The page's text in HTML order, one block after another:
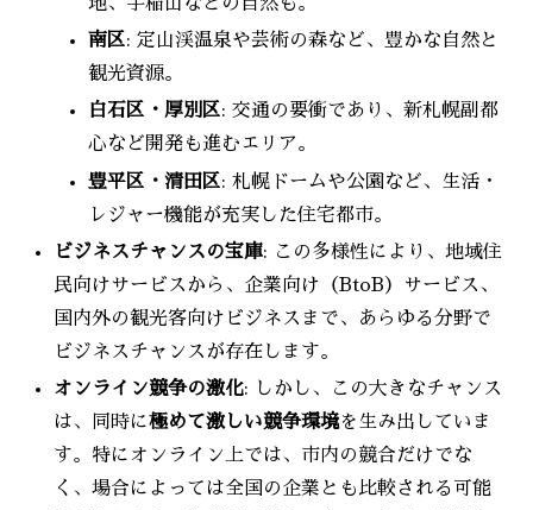
南区: 定山渓温泉や芸術の森など、豊かな自然と
観光資源。
白石区・厚別区: 交通の要衝であり、新札幌副都
心など開発も進むエリア。
豊平区・清田区: 札幌ドームや公園など、生活・
レジャー機能が充実した住宅都市。
ビジネスチャンスの宝庫: この多様性により、地域住
民向けサービスから、企業向け（BtoB）サービス、
国内外の観光客向けビジネスまで、あらゆる分野で
ビジネスチャンスが存在します。
オンライン競争の激化: しかし、この大きなチャンス
は、同時に極めて激しい競争環境を生み出していま
す。特にオンライン上では、市内の競合だけでな
く、場合によっては全国の企業とも比較される可能